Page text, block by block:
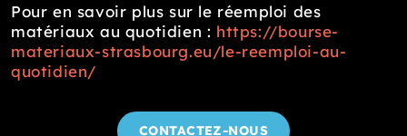
Pour en savoir plus sur le réemploi des
matériaux au quotidien : https://bourse-
materiaux-strasbourg.eu/le-reemploi-au-
quotidien/
CONTACTEZ-NOUS